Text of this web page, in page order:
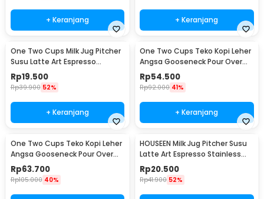
+ Keranjang + Keranjang
One Two Cups Milk Jug Pitcher
Susu Latte Art Espresso
Stainless Steel 5oz - S06HG
Rp19.500
Rp39.900 52%
+ Keranjang
One Two Cups Teko Kopi Leher
Angsa Gooseneck Pour Over
Drip Kettle 250ml - AA049
Rp54.500
Rp92.000 41%
+ Keranjang
One Two Cups Teko Kopi Leher
Angsa Gooseneck Pour Over
Drip Kettle 350ml - AA049
Rp63.700
Rp105.000 40%
HOUSEEN Milk Jug Pitcher Susu
Latte Art Espresso Stainless
Steel 55ml - DL060
Rp20.500
Rp41.900 52%